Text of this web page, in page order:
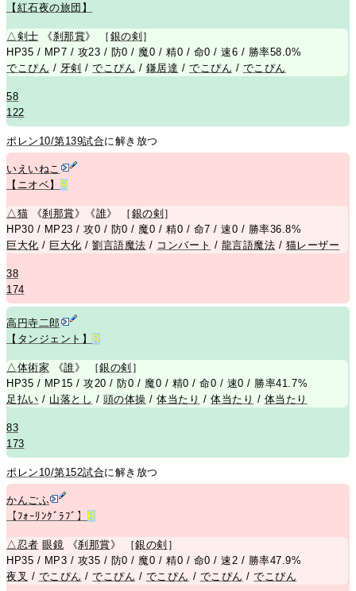
【紅石夜の旅団】
△剣士 《刹那賞》 ［ 銀の剣 ］
HP35 / MP7 / 攻23 / 防0 / 魔0 / 精0 / 命0 / 速6 / 勝率58.0%
でこぴん / 牙剣 /でこぴん / 鎌居達 /でこぴん / でこぴん
58
122
ポレン10/第139試合に解き放つ
いえいねこ
【ニオベ】
R
△猫 《刹那賞》《誰》 ［ 銀の剣 ］
HP30 / MP23 / 攻0 / 防0 / 魔0 / 精0 / 命7 / 速0 / 勝率36.8%
巨大化 / 巨大化 /劉言語魔法 / コンバート / 龍言語魔法 / 猫レーザー
38
174
高円寺二郎
【タンジェント】 R
△ 体術家 《誰》 ［銀の剣 ］
HP35 / MP15 / 攻20 / 防0 / 魔0 / 精0 / 命0 / 速0 / 勝率41.7%
足払い / 山落とし / 頭の体操 /体当たり /体当たり / 体当たり
83
173
ポレン10/第152試合に解き放つ
かんごふ
【ﾌｫｰﾘﾝｸﾞﾗﾌﾞ】 R
△ 忍者 眼鏡 《刹那賞》 ［銀の剣 ］
HP35 / MP3 / 攻35 / 防0 / 魔0 / 精0 / 命0 / 速2 / 勝率47.9%
夜叉 / でこぴん /でこぴん / でこぴん / でこぴん /でこぴん